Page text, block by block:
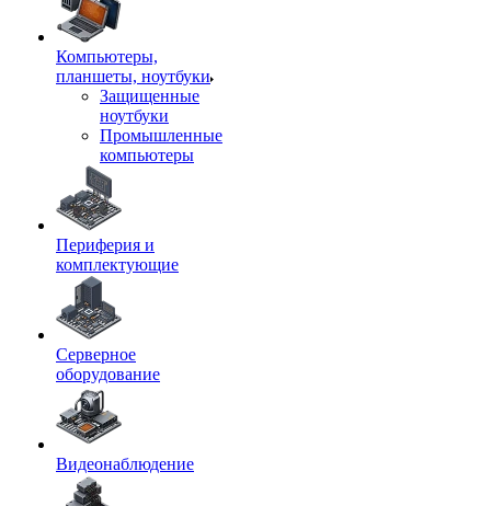
Компьютеры,
планшеты, ноутбуки
Защищенные
ноутбуки
Промышленные
компьютеры
Периферия и
комплектующие
Серверное
оборудование
Видеонаблюдение